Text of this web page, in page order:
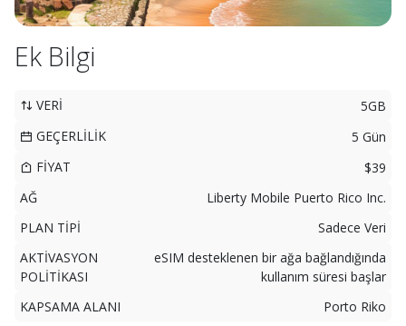
Ek Bilgi
VERİ
5GB
GEÇERLİLİK
5 Gün
FİYAT
$39
AĞ
Liberty Mobile Puerto Rico Inc.
PLAN TİPİ
Sadece Veri
AKTİVASYON
POLİTİKASI
eSIM desteklenen bir ağa bağlandığında
kullanım süresi başlar
KAPSAMA ALANI
Porto Riko